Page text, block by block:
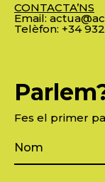
CONTACTA’NS
Email:
Telèfon: +34
Fes el primer